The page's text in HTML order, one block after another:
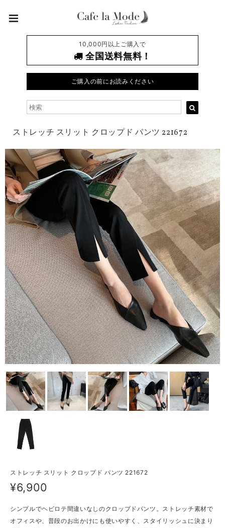
10,000円以上ご購入で
全国送料無料！
ご購入の前にお読みください
ストレッチ スリット クロップド パンツ 221672
ストレッチ スリット クロップド パンツ 221672
¥6,900
シンプルでヘビロテ間違いなしのクロップドパンツ。ストレッチ素材で
オフィスや、普段のお出かけにも使いやすく、スタイリッシュに決まり